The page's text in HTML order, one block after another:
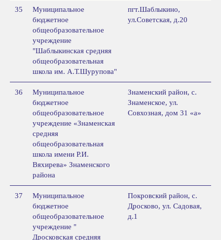
35
Муниципальное
бюджетное
общеобразовательное
учреждение
"Шаблыкинская средняя
общеобразовательная
школа им. А.Т.Шурупова"
пгт.Шаблыкино,
ул.Советская, д.20
36
Муниципальное
бюджетное
общеобразовательное
учреждение «Знаменская
средняя
общеобразовательная
школа имени Р.И.
Вяхирева» Знаменского
района
Знаменский район, с.
Знаменское, ул.
Совхозная, дом 31 «а»
37
Муниципальное
бюджетное
общеобразовательное
учреждение "
Дросковская средняя
Покровский район, с.
Дросково, ул. Садовая,
д.1